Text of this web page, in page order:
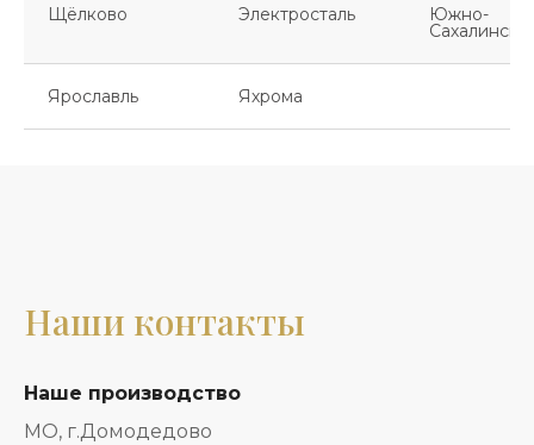
Щёлково Электросталь Южно-
Сахалинск
Ярославль Яхрома
Наши контакты
Наше производство
МО, г.Домодедово